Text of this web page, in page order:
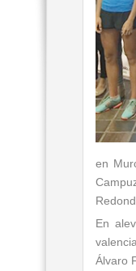
en
En
Álvaro